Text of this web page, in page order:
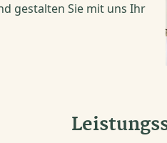
gestalten Sie mit uns Ihr